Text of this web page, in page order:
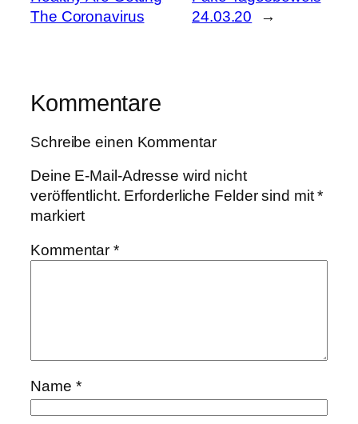
The Coronavirus
24.03.20
→
Kommentare
Schreibe einen Kommentar
Deine E-Mail-Adresse wird nicht
veröffentlicht. Erforderliche Felder sind mit*
markiert
Kommentar*
Name *